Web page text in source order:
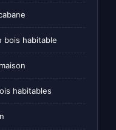
bois habitable
habitables